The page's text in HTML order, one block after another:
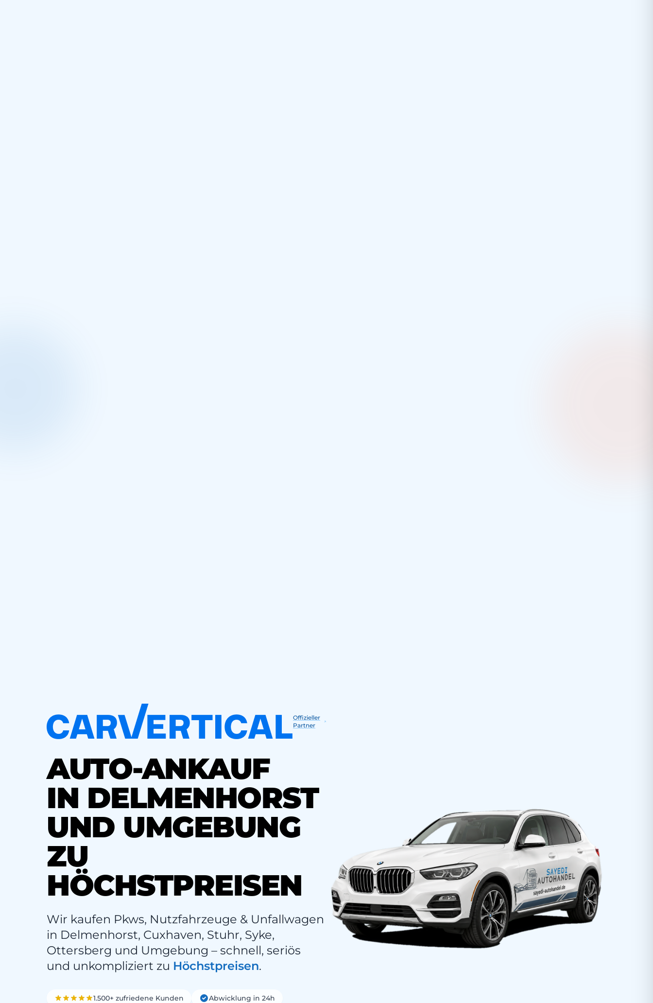
Offizieller
Partner
AUTO-ANKAUF
IN DELMENHORST
UND UMGEBUNG
ZU
HÖCHSTPREISEN
Wir kaufen Pkws, Nutzfahrzeuge & Unfallwagen
in Delmenhorst, Cuxhaven, Stuhr, Syke,
Ottersberg und Umgebung – schnell, seriös
und unkompliziert zu Höchstpreisen.
1.500+ zufriedene Kunden Abwicklung in 24h